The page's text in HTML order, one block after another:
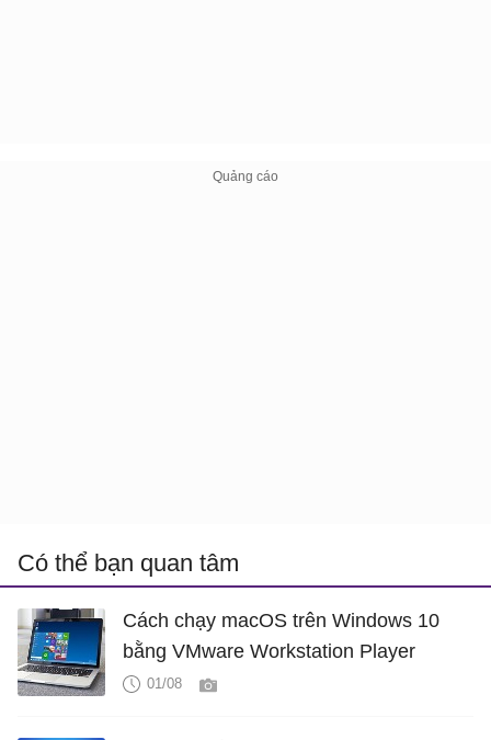
Có thể bạn quan tâm
Cách chạy macOS trên Windows 10
bằng VMware Workstation Player
01/08